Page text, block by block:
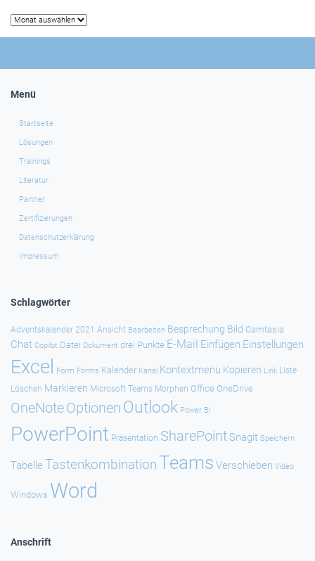
Archiv
Menü
Startseite
Lösungen
Trainings
Literatur
Partner
Zertifizierungen
Datenschutzerklärung
Impressum
Schlagwörter
Adventskalender 2021 Ansicht Bearbeiten Besprechung Bild Camtasia
Chat Copilot Datei Dokument drei Punkte E-Mail Einfügen Einstellungen
Excel Form Forms Kalender Kanal Kontextmenü Kopieren Link Liste
Löschen Markieren Microsoft Teams Morphen Office OneDrive
OneNoteOptionen Outlook Power BI
PowerPoint Präsentation SharePointSnagit Speichern
Tabelle TastenkombinationTeams Verschieben Video
Windows Word
Anschrift